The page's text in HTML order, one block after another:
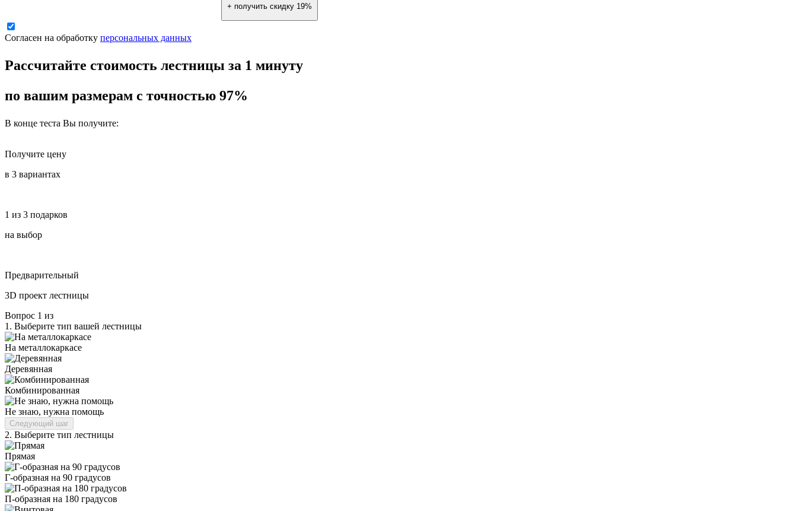
+ получить скидку 19%
Согласен на обработку персональных данных
Рассчитайте стоимость лестницы за 1 минуту
по вашим размерам с точностью 97%
В конце теста Вы получите:
Получите цену
в 3 вариантах
1 из 3 подарков
на выбор
Предварительный
3D проект лестницы
Вопрос 1 из
1. Выберите тип вашей лестницы
На металлокаркасе
Деревянная
Комбинированная
Не знаю, нужна помощь
Следующий шаг
2. Выберите тип лестницы
Прямая
Г-образная на 90 градусов
П-образная на 180 градусов